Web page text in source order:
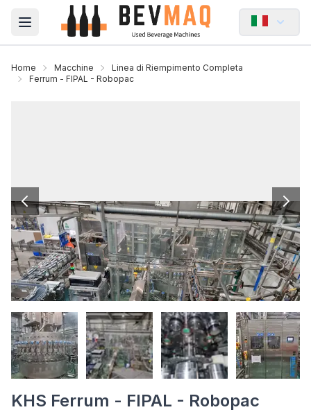
Open main menu
Home Macchine
Linea di Riempimento Completa
Ferrum - FIPAL - Robopac
KHS Ferrum - FIPAL - Robopac